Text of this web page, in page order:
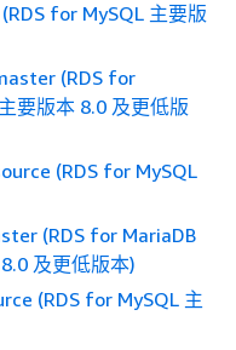
for MySQL 主要版
(RDS for
要版本 8.0 及更低版
(RDS for MySQL
(RDS for MariaDB
及更低版本)
(RDS for MySQL 主